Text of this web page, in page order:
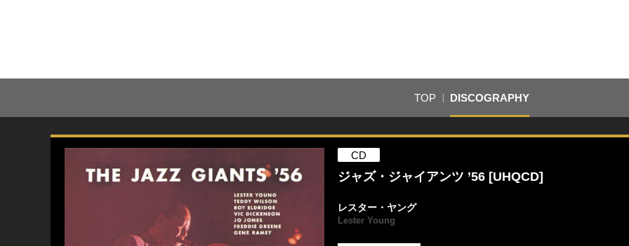
TOP DISCOGRAPHY
CD
ジャズ・ジャイアンツ ’56 [UHQCD]
レスター・ヤング
Lester Young